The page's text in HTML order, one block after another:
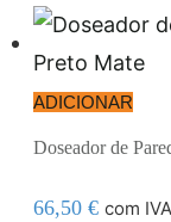
ADICIONAR
Doseador de
66,50 € com IVA